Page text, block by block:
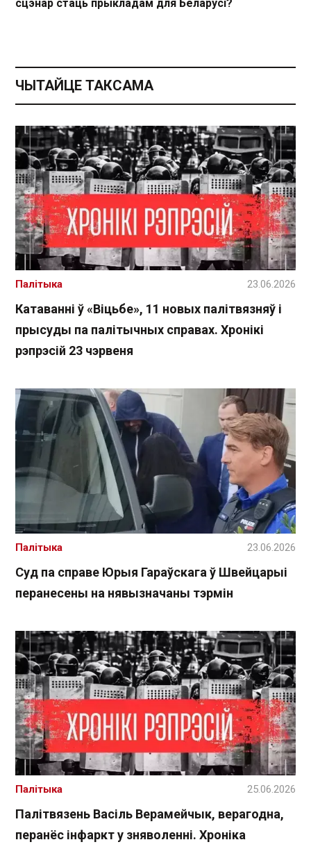
сцэнар стаць прыкладам для Беларусі?
ЧЫТАЙЦЕ ТАКСАМА
Катаванні ў «Віцьбе», 11 новых палітвязняў і
прысуды па палітычных справах. Хронікі
рэпрэсій 23 чэрвеня
Палітыка 23.06.2026
Суд па справе Юрыя Гараўскага ў Швейцарыі
перанесены на нявызначаны тэрмін
Палітыка 23.06.2026
Палітвязень Васіль Верамейчык, верагодна,
перанёс інфаркт у зняволенні. Хроніка
Палітыка 25.06.2026